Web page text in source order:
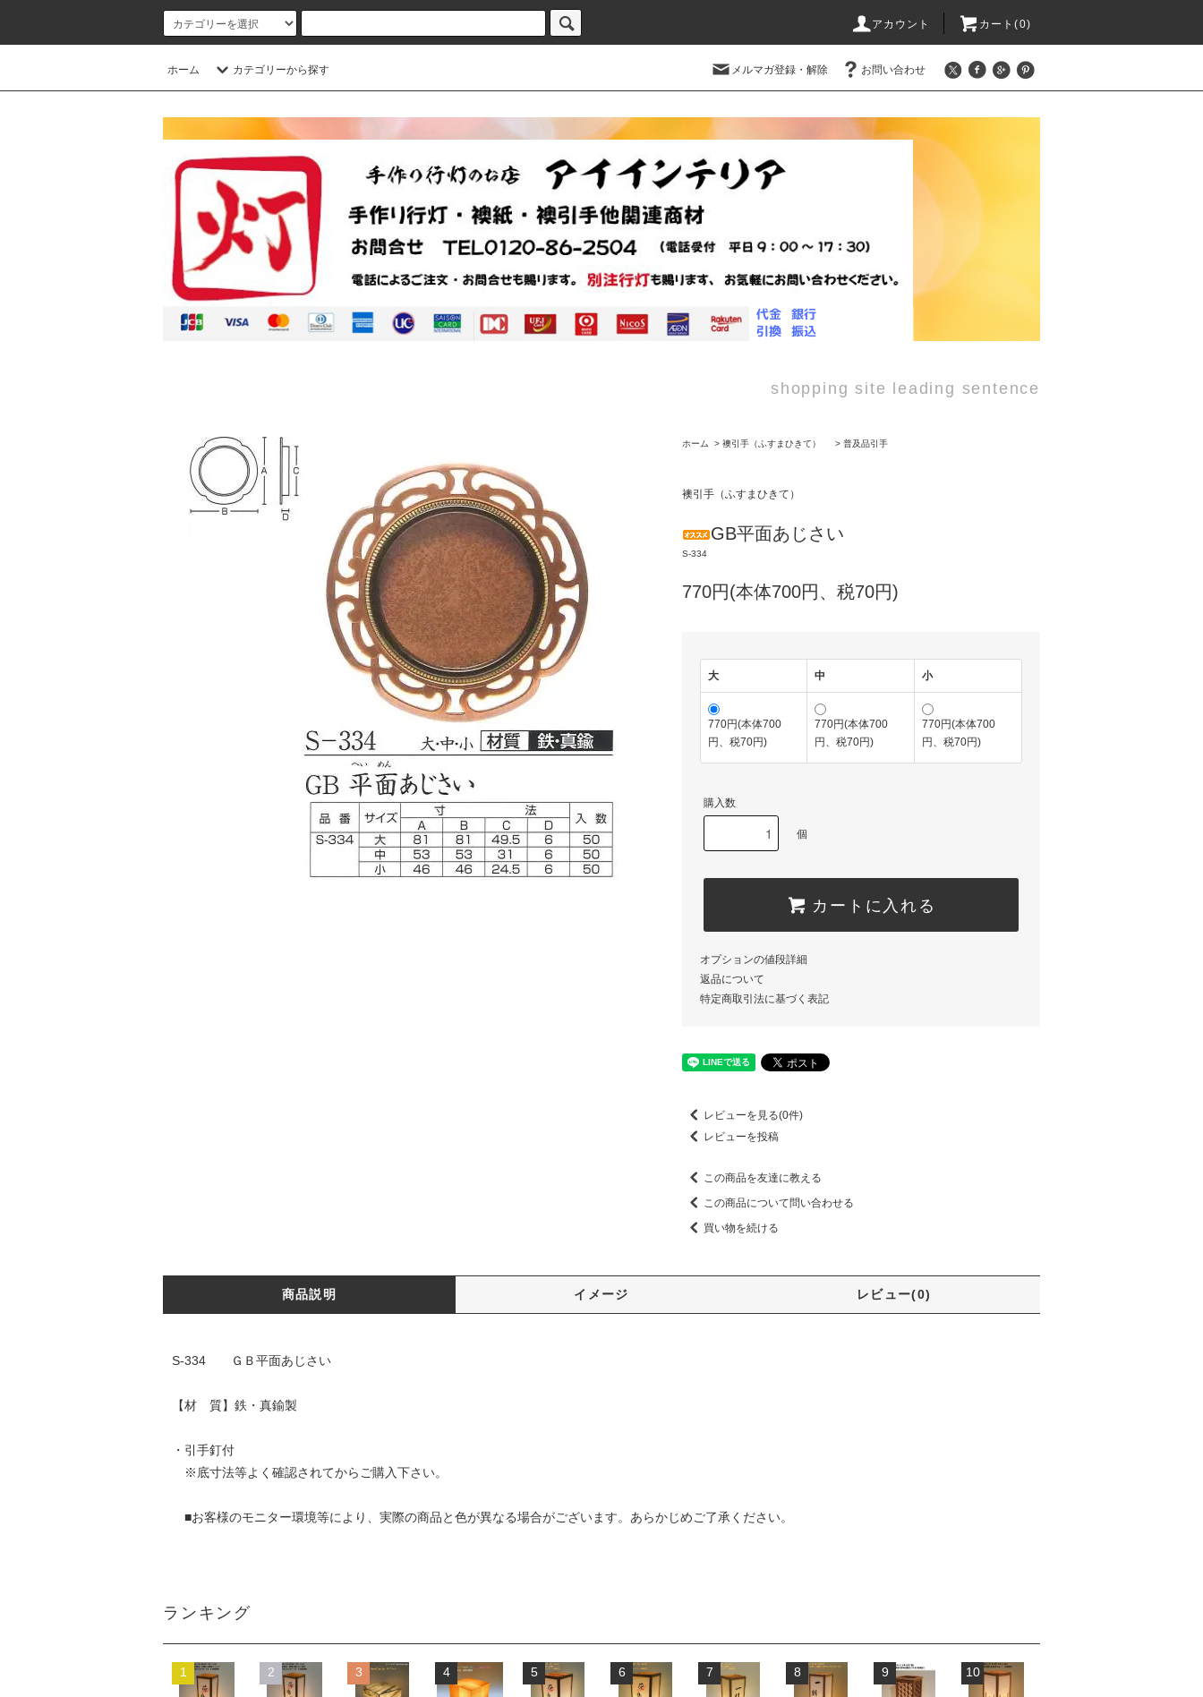
アカウント カート(0)
ホーム カテゴリーから探す メルマガ登録・解除 お問い合わせ
shopping site leading sentence
ホーム > 襖引手（ふすまひきて） > 普及品引手
襖引手（ふすまひきて）
GB平面あじさい
S-334
770円(本体700円、税70円)
大 中 小
770円(本体700
円、税70円)
770円(本体700
円、税70円)
770円(本体700
円、税70円)
購入数
個
カートに入れる
オプションの値段詳細
返品について
特定商取引法に基づく表記
レビューを見る(0件)
レビューを投稿
この商品を友達に教える
この商品について問い合わせる
買い物を続ける
商品説明 イメージ レビュー(0)
S-334 ＧＢ平面あじさい
【材 質】鉄・真鍮製
・引手釘付
※底寸法等よく確認されてからご購入下さい。
■お客様のモニター環境等により、実際の商品と色が異なる場合がございます。あらかじめご了承ください。
ランキング
1 2 3 4 5 6 7 8 9 10